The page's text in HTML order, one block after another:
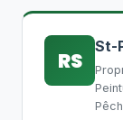
RS
St-